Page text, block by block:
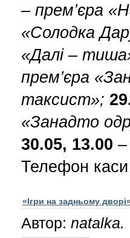
– прем’єра
«Солодка
«Далі –
прем’єра
таксист»;
«Занадто
30.05, 13.00 –
Телефон каси
«Ігри на задньому
Автор: natalka.